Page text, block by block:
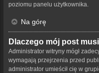
poziomu panelu użytkownika.
Na górę
Dlaczego mój post
Administrator witryny mógł
wymagają przejrzenia przed
administrator umieścił cię w